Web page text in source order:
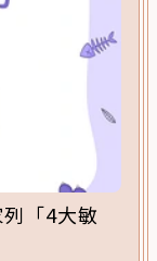
「4大敏